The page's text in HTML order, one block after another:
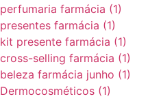
perfumaria farmácia (1)
presentes farmácia (1)
kit presente farmácia (1)
cross-selling farmácia (1)
beleza farmácia junho (1)
Dermocosméticos (1)